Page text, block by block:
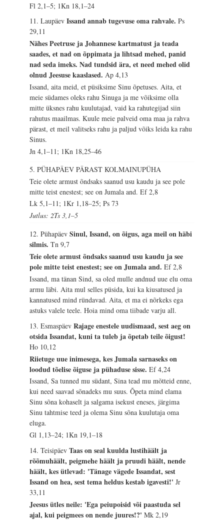
Fl 2,1–5; 1Kn 18,1–24
11. LaupäevIssand annab tugevuse oma rahvale.Ps
29,11
Nähes Peetruse ja Johannese kartmatust ja teada
saades, et nad on õppimata ja lihtsad mehed, panid
nad seda imeks. Nad tundsid ära, et need mehed olid
olnud Jeesuse kaaslased.Ap 4,13
Issand, aita meid, et püsiksime Sinu õpetuses. Aita, et
meie südames oleks rahu Sinuga ja me võiksime olla
mitte üksnes rahu kuulutajad, vaid ka rahutegijad siin
rahutus maailmas. Kuule meie palveid oma maa ja rahva
pärast, et meil valitseks rahu ja paljud võiks leida ka rahu
Sinus.
Jn 4,1–11; 1Kn 18,25–46
5. PÜHAPÄEV PÄRAST KOLMAINUPÜHA
Teie olete armust õndsaks saanud usu kaudu ja see pole
mitte teist enestest; see on Jumala and.Ef 2,8
Lk 5,1–11; 1Kr 1,18–25; Ps 73
Jutlus: 2Ts 3,1–5
12. PühapäevSinul, Issand, on õigus, aga meil on häbi
silmis.Tn 9,7
Teie olete armust õndsaks saanud usu kaudu ja see
pole mitte teist enestest; see on Jumala and.Ef 2,8
Issand, ma tänan Sind, sa oled mulle andnud uue elu oma
armu läbi. Aita mul selles püsida, kui ka kiusatused ja
kannatused mind ründavad. Aita, et ma ei nõrkeks ega
astuks valele teele. Hoia mind oma tiibade varju all.
13. EsmaspäevRajage enestele uudismaad, sest aeg on
otsida Issandat, kuni ta tuleb ja õpetab teile õigust!
Ho 10,12
Riietuge uue inimesega, kes Jumala sarnaseks on
loodud tõelise õiguse ja pühaduse sisse.Ef 4,24
Issand, Sa tunned mu südant, Sina tead mu mõtteid enne,
kui need saavad sõnadeks mu suus. Õpeta mind elama
Sinu sõna kohaselt ja salgama isekust eneses, järgima
Sinu tahtmise teed ja olema Sinu sõna kuulutaja oma
eluga.
Gl 1,13–24; 1Kn 19,1–18
14. TeisipäevTaas on seal kuulda lustihäält ja
rõõmuhäält, peigmehe häält ja pruudi häält, nende
häält, kes ütlevad: 'Tänage vägede Issandat, sest
Issand on hea, sest tema heldus kestab igavesti!'Jr
33,11
Jeesus ütles neile: 'Ega peiupoisid või paastuda sel
ajal, kui peigmees on nende juures!?'Mk 2,19